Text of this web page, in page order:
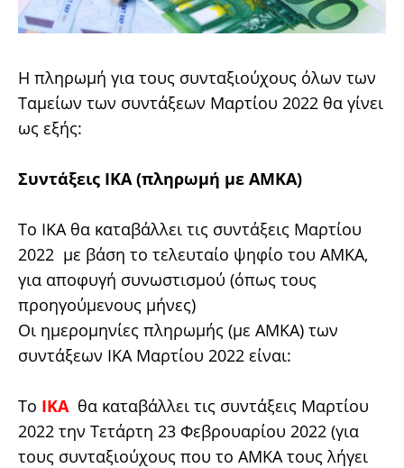
Η πληρωμή για τους συνταξιούχους όλων των
Ταμείων των συντάξεων Μαρτίου 2022 θα γίνει
ως εξής:
Συντάξεις ΙΚΑ (πληρωμή με ΑΜΚΑ)
Το ΙΚΑ θα καταβάλλει τις συντάξεις Μαρτίου
2022 με βάση το τελευταίο ψηφίο του ΑΜΚΑ,
για αποφυγή συνωστισμού (όπως τους
προηγούμενους μήνες)
Οι ημερομηνίες πληρωμής (με ΑΜΚΑ) των
συντάξεων ΙΚΑ Μαρτίου 2022 είναι:
Το ΙΚΑ θα καταβάλλει τις συντάξεις Μαρτίου
2022 την Τετάρτη 23 Φεβρουαρίου 2022 (για
τους συνταξιούχους που το ΑΜΚΑ τους λήγει